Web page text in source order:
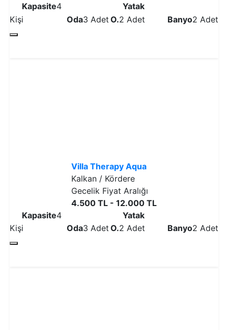
Kapasite4
Kişi
Oda3 Adet
Yatak
O.2 Adet Banyo2 Adet
Villa Therapy Aqua
Kalkan / Kördere
Gecelik Fiyat Aralığı
4.500 TL - 12.000 TL
Kapasite4
Kişi
Oda3 Adet
Yatak
O.2 Adet Banyo2 Adet